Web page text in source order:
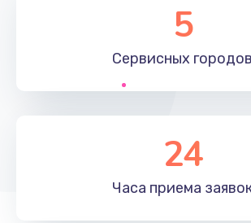
5
Сервисных городов
24
Часа приема